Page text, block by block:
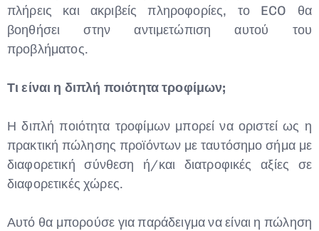
πλήρεις και ακριβείς πληροφορίες, το ECO θα
βοηθήσει στην αντιμετώπιση αυτού του
προβλήματος.
Τι είναι η διπλή ποιότητα τροφίμων;
Η διπλή ποιότητα τροφίμων μπορεί να οριστεί ως η
πρακτική πώλησης προϊόντων με ταυτόσημο σήμα με
διαφορετική σύνθεση ή/και διατροφικές αξίες σε
διαφορετικές χώρες.
Αυτό θα μπορούσε για παράδειγμα να είναι η πώληση